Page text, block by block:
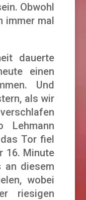
Obwohl
immer mal
dauerte
einen
Und
als wir
Lehmann
Tor fiel
16. Minute
an diesem
wobei
riesigen